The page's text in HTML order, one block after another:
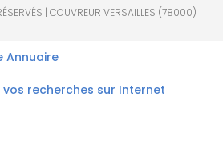
| COUVREUR VERSAILLES (78000)
Annuaire
recherches sur Internet